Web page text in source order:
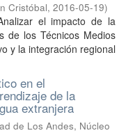
Cristóbal, 2016-05-19)
el impacto de la
de los Técnicos Medios
y la integración regional
en el
de la
extranjera
de Los Andes, Núcleo